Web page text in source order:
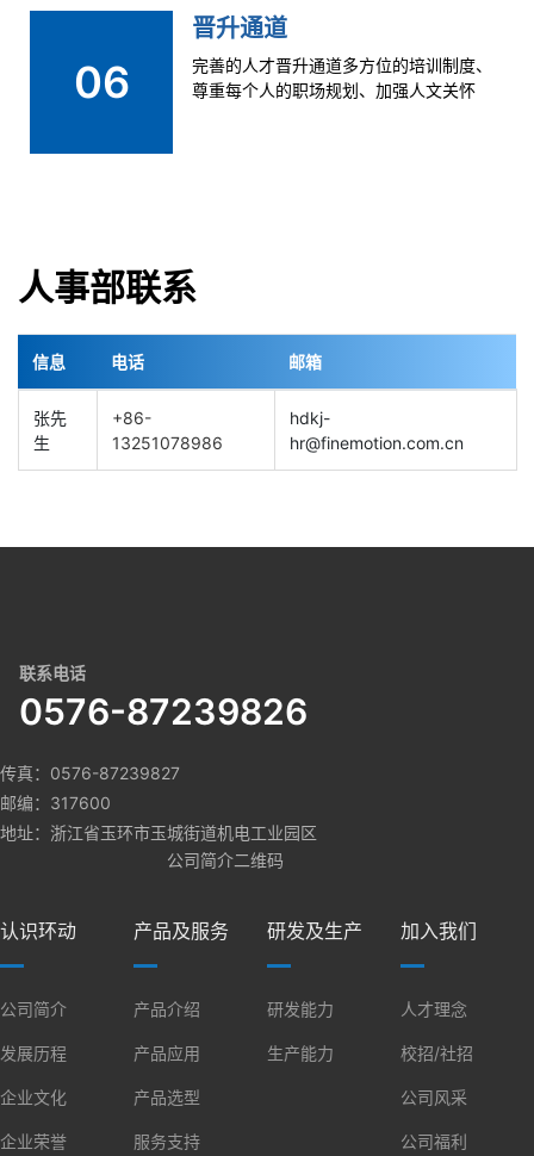
06
晋升通道
完善的人才晋升通道多方位的培训制度、
尊重每个人的职场规划、加强人文关怀
人事部联系
信息 电话 邮箱
张先
生
+86-
13251078986
hdkj-
hr@finemotion.com.cn
联系电话
0576-87239826
传真：0576-87239827
邮编：317600
地址：浙江省玉环市玉城街道机电工业园区
公司简介二维码
认识环动
公司简介
发展历程
企业文化
企业荣誉
产品及服务
产品介绍
产品应用
产品选型
服务支持
研发及生产
研发能力
生产能力
加入我们
人才理念
校招/社招
公司风采
公司福利